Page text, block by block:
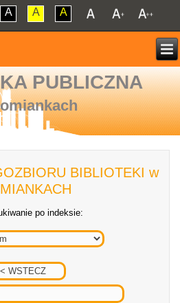
A A A
PUBLICZNA
BIBLIOTEKI w
po indeksie: